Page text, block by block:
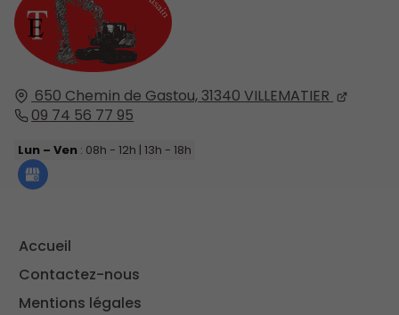
650 Chemin de Gastou, 31340 VILLEMATIER
09 74 56 77 95
Lun – Ven : 08h - 12h | 13h - 18h
Accueil
Contactez-nous
Mentions légales